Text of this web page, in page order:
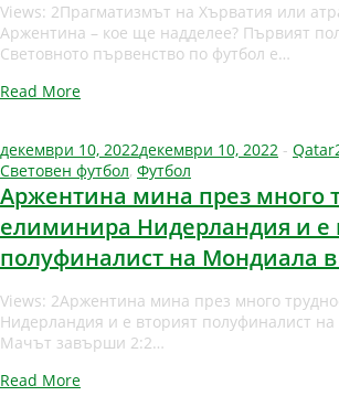
Views: 2Прагматизмът на Хърватия или
Аржентина – кое ще надделее? Първият
Световното първенство по футбол е…
Read More
декември 10, 2022декември 10, 2022 -
Световен футбол, Футбол
Аржентина мина през много
елиминира Нидерландия и е
полуфиналист на Мондиала
Views: 2Аржентина мина през много
Нидерландия и е вторият полуфиналист
Мачът завърши 2:2…
Read More